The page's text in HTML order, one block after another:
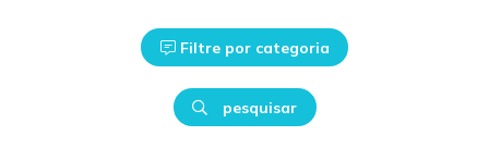
Filtre por categoria
pesquisar